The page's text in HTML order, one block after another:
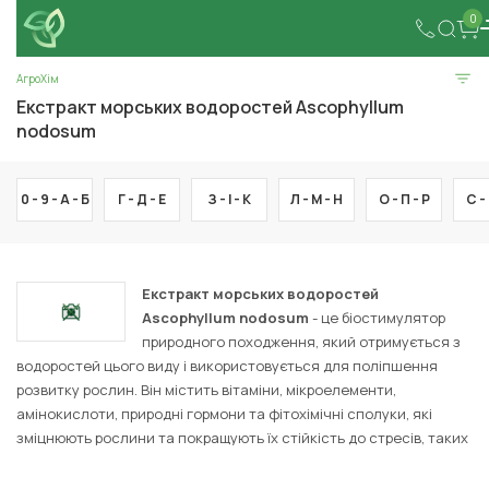
0
АгроХім
Екстракт морських водоростей Ascophyllum
nodosum
0 - 9 -А - Б Г - Д - Е З - І - К Л - М - Н О - П - Р С -
Екстракт морських водоростей
Ascophyllum nodosum - це біостимулятор
природного походження, який отримується з
водоростей цього виду і використовується для поліпшення
розвитку рослин. Він містить вітаміни, мікроелементи,
амінокислоти, природні гормони та фітохімічні сполуки, які
зміцнюють рослини та покращують їх стійкість до стресів, таких